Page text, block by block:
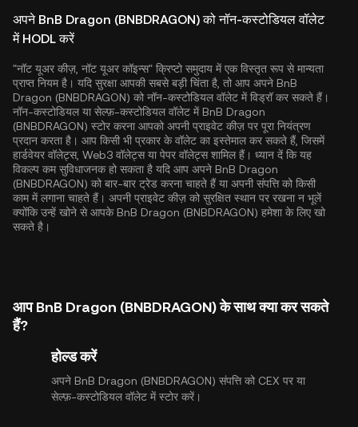
अपने BnB Dragon (BNBDRAGON) को नॉन-कस्टोडियल वॉलेट
में HODL करें
"नॉट यूअर कीज़, नॉट यूअर कॉइन्स" क्रिप्टो समुदाय में एक विस्तृत रूप से मान्यता
प्राप्त नियम है। यदि सुरक्षा आपकी सबसे बड़ी चिंता है, तो आप अपने BnB
Dragon (BNBDRAGON) को नॉन-कस्टोडियल वॉलेट में विड्रॉ कर सकते हैं।
नॉन-कस्टोडियल या सेल्फ़-कस्टोडियल वॉलेट में BnB Dragon
(BNBDRAGON) स्टोर करना आपको अपनी प्राइवेट कीज़ पर पूरा नियंत्रण
प्रदान करता है। आप किसी भी प्रकार के वॉलेट का इस्तेमाल कर सकते हैं, जिसमें
हार्डवेयर वॉलेट्स, Web3 वॉलेट्स या पेपर वॉलेट्स शामिल हैं। ध्यान दें कि यह
विकल्प कम सुविधाजनक हो सकता है यदि आप अपने BnB Dragon
(BNBDRAGON) को बार-बार ट्रेड करना चाहते हैं या अपनी संपत्ति को किसी
काम में लगाना चाहते हैं। अपनी प्राइवेट कीज़ को सुरक्षित स्थान पर रखना न भूलें
क्योंकि उन्हें खोने से आपके BnB Dragon (BNBDRAGON) हमेशा के लिए खो
सकते है।
आप BnB Dragon (BNBDRAGON) के साथ क्या कर सकते
हैं?
होल्ड करें
अपने BnB Dragon (BNBDRAGON) संपत्ति को CEX पर या
सेल्फ़-कस्टोडियल वॉलेट में स्टोर करें।